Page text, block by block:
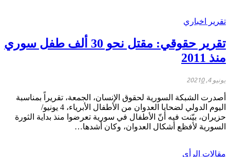
تقرير اخباري
تقرير حقوقي: مقتل نحو 30 ألف طفل سوري
منذ 2011
يونيو 4, 2021 0
أصدرت الشبكة السورية لحقوق الإنسان، الجمعة، تقريراً بمناسبة
اليوم الدولي لضحايا العدوان من الأطفال الأبرياء، 4 يونيو/
حزيران، بيّنت فيه أنّ الأطفال في سورية تعرضوا منذ بداية الثورة
السورية لأفظع أشكال العدوان، وكان أشدها…
مقالات الرأي